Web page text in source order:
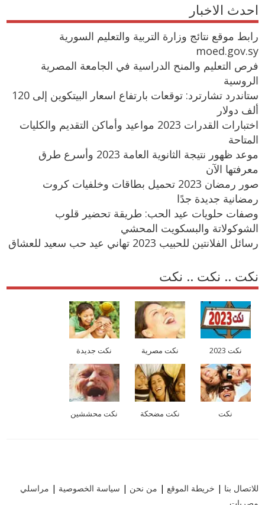
احدث الاخبار
رابط موقع نتائج وزارة التربية والتعليم السورية
moed.gov.sy
فرص التعليم والمنح الدراسية في الجامعة المصرية
الروسية
ستاندرد تشارترد: توقعات بارتفاع اسعار البيتكوين إلى 120
ألف دولار
اختبارات القدرات 2023 مواعيد وأماكن التقديم والكليات
المتاحة
موعد ظهور نتيجة الثانوية العامة 2023 وأسرع طرق
معرفتها الآن
صور رمضان 2023 تحميل بطاقات وخلفيات كروت
رمضانية جديدة جدًا
وصفات حلويات عيد الحب: طريقة تحضير قلوب
الشوكولاتة والبسكويت المحشي
رسائل الفلانتين للحبيب 2023 تهاني عيد حب سعيد للعشاق
نكت .. نكت .. نكت
نكت 2023 نكت مصرية نكت جديدة
نكت نكت مضحكة نكت محششين
للاتصال بنا | خريطة الموقع | من نحن | سياسة الخصوصية | مراسلي